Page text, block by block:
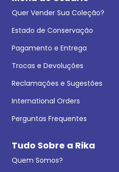
Quer Vender Sua Coleção?
Estado de Conservação
Pagamento e Entrega
Trocas e Devoluções
Reclamações e Sugestões
International Orders
Perguntas Frequentes
Tudo Sobre a Rika
Quem Somos?